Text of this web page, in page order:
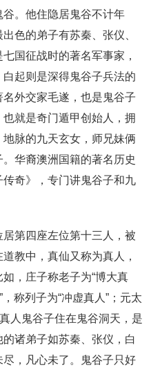
。他住隐居鬼谷不计年
色的弟子有苏秦、张仪、
国征战时的著名军事家，
起则是深得鬼谷子兵法的
外交家毛遂，也是鬼谷子
就是奇门遁甲创始人，拥
脉的九天玄女，师兄妹俩
华裔澳洲国籍的著名历史
奇》，专门讲鬼谷子和九
第四座左位第十三人，被
教中，真仙又称为真人，
，庄子称老子为“博大真
称列子为“冲虚真人”；元太
人鬼谷子住在鬼谷洞天，是
诸弟子如苏秦、张仪，白
，凡心未了。鬼谷子只好